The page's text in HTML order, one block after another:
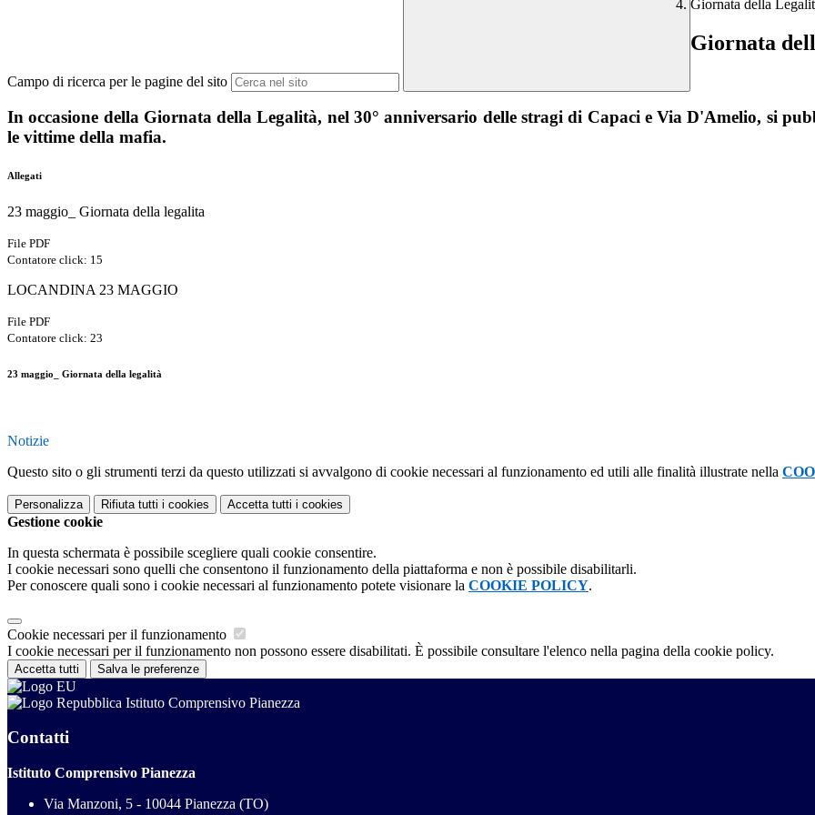
Campo di ricerca per le pagine del sito
Giornata della
Giornata
In occasione della Giornata della Legalità, nel 30° anniversario delle stragi di Capaci e Via D'Amelio, si
le vittime della mafia.
Allegati
23 maggio_ Giornata della legalita
File PDF
Contatore click: 15
LOCANDINA 23 MAGGIO
File PDF
Contatore click: 23
23 maggio_ Giornata della legalità
Notizie
Questo sito o gli strumenti terzi da questo utilizzati si avvalgono di cookie necessari al funzionamento ed utili alle finalità illustrate nella
Personalizza Rifiuta tutti i cookies Accetta tutti i cookies
Gestione cookie
In questa schermata è possibile scegliere quali cookie consentire.
I cookie necessari sono quelli che consentono il funzionamento della piattaforma e non è possibile disabilitarli.
Per conoscere quali sono i cookie necessari al funzionamento potete visionare la COOKIE POLICY.
Cookie necessari per il funzionamento
I cookie necessari per il funzionamento non possono essere disabilitati. È possibile consultare l'elenco nella pagina della cookie policy.
Accetta tutti Salva le preferenze
Istituto Comprensivo Pianezza
Contatti
Istituto Comprensivo Pianezza
Via Manzoni, 5 - 10044 Pianezza (TO)